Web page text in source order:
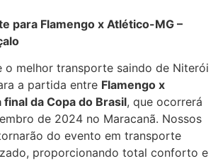
para Flamengo x Atlético-MG –
o melhor transporte saindo de Niterói
a partida entre Flamengo x
da Copa do Brasil, que ocorrerá
de 2024 no Maracanã. Nossos
do evento em transporte
proporcionando total conforto e